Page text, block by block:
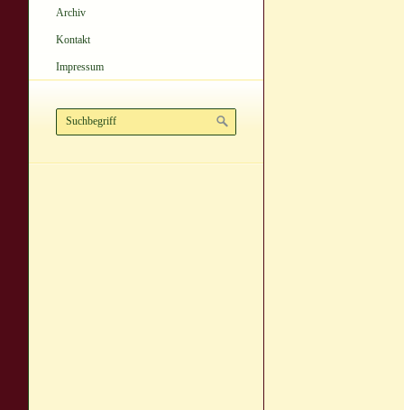
Archiv
Kontakt
Impressum